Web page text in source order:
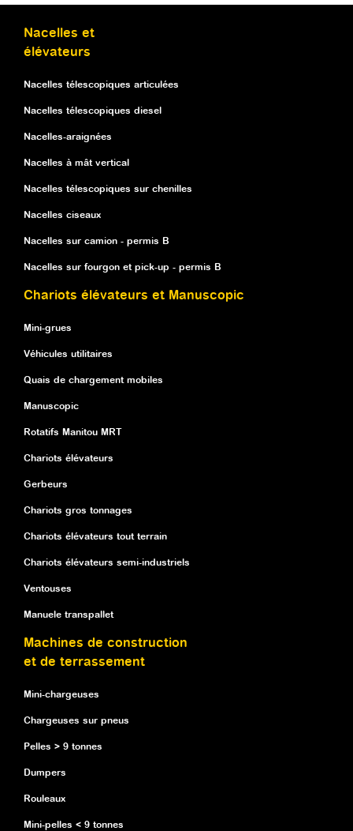
Nacelles et
élévateurs
Nacelles télescopiques articulées
Nacelles télescopiques diesel
Nacelles-araignées
Nacelles à mât vertical
Nacelles télescopiques sur chenilles
Nacelles ciseaux
Nacelles sur camion - permis B
Nacelles sur fourgon et pick-up - permis B
Chariots élévateurs et Manuscopic
Mini-grues
Véhicules utilitaires
Quais de chargement mobiles
Manuscopic
Rotatifs Manitou MRT
Chariots élévateurs
Gerbeurs
Chariots gros tonnages
Chariots élévateurs tout terrain
Chariots élévateurs semi-industriels
Ventouses
Manuele transpallet
Machines de construction
et de terrassement
Mini-chargeuses
Chargeuses sur pneus
Pelles > 9 tonnes
Dumpers
Rouleaux
Mini-pelles < 9 tonnes